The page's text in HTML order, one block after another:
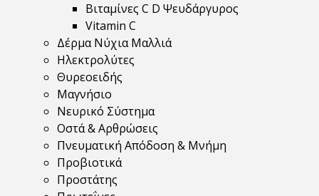
Βιταμίνες C D Ψευδάργυρος
Vitamin C
Δέρμα Νύχια Μαλλιά
Ηλεκτρολύτες
Θυρεοειδής
Μαγνήσιο
Νευρικό Σύστημα
Οστά & Αρθρώσεις
Πνευματική Απόδοση & Μνήμη
Προβιοτικά
Προστάτης